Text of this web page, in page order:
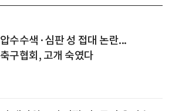
압수수색·심판 성 접대 논란...
축구협회, 고개 숙였다